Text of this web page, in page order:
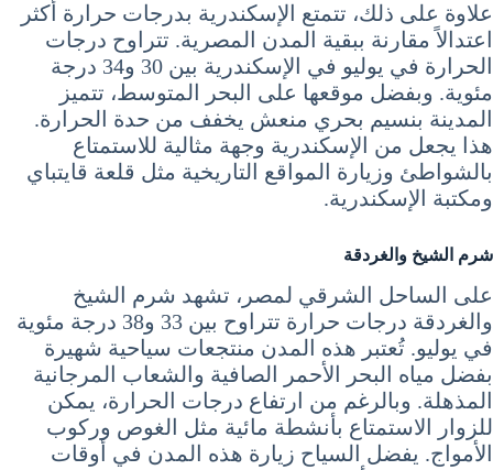
علاوة على ذلك، تتمتع الإسكندرية بدرجات حرارة أكثر
اعتدالاً مقارنة ببقية المدن المصرية. تتراوح درجات
الحرارة في يوليو في الإسكندرية بين 30 و34 درجة
مئوية. وبفضل موقعها على البحر المتوسط، تتميز
المدينة بنسيم بحري منعش يخفف من حدة الحرارة.
هذا يجعل من الإسكندرية وجهة مثالية للاستمتاع
بالشواطئ وزيارة المواقع التاريخية مثل قلعة قايتباي
ومكتبة الإسكندرية.
شرم الشيخ والغردقة
على الساحل الشرقي لمصر، تشهد شرم الشيخ
والغردقة درجات حرارة تتراوح بين 33 و38 درجة مئوية
في يوليو. تُعتبر هذه المدن منتجعات سياحية شهيرة
بفضل مياه البحر الأحمر الصافية والشعاب المرجانية
المذهلة. وبالرغم من ارتفاع درجات الحرارة، يمكن
للزوار الاستمتاع بأنشطة مائية مثل الغوص وركوب
الأمواج. يفضل السياح زيارة هذه المدن في أوقات